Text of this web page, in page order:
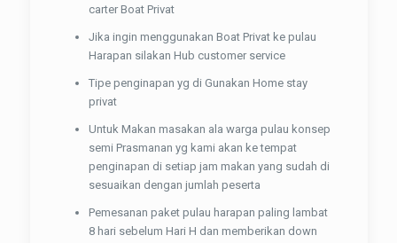
carter Boat Privat
Jika ingin menggunakan Boat Privat ke pulau
Harapan silakan Hub customer service
Tipe penginapan yg di Gunakan Home stay
privat
Untuk Makan masakan ala warga pulau konsep
semi Prasmanan yg kami akan ke tempat
penginapan di setiap jam makan yang sudah di
sesuaikan dengan jumlah peserta
Pemesanan paket pulau harapan paling lambat
8 hari sebelum Hari H dan memberikan down